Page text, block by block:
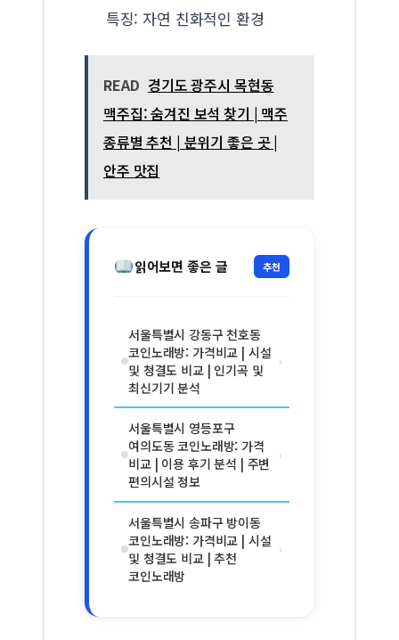
특징: 자연 친화적인 환경
READ 경기도 광주시 목현동
맥주집: 숨겨진 보석 찾기 | 맥주
종류별 추천 | 분위기 좋은 곳 |
안주 맛집
읽어보면 좋은 글 추천
서울특별시 강동구 천호동
코인노래방: 가격비교 | 시설
및 청결도 비교 | 인기곡 및
최신기기 분석
›
서울특별시 영등포구
여의도동 코인노래방: 가격
비교 | 이용 후기 분석 | 주변
편의시설 정보
›
서울특별시 송파구 방이동
코인노래방: 가격비교 | 시설
및 청결도 비교 | 추천
코인노래방
›